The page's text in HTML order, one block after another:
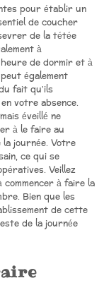
pour établir un
de coucher
de la tétée
à
de dormir et à
également
fait qu’ils
votre absence.
éveillé ne
à le faire au
journée. Votre
ce qui se
Veillez
commencer à faire la
Bien que les
de cette
de la journée